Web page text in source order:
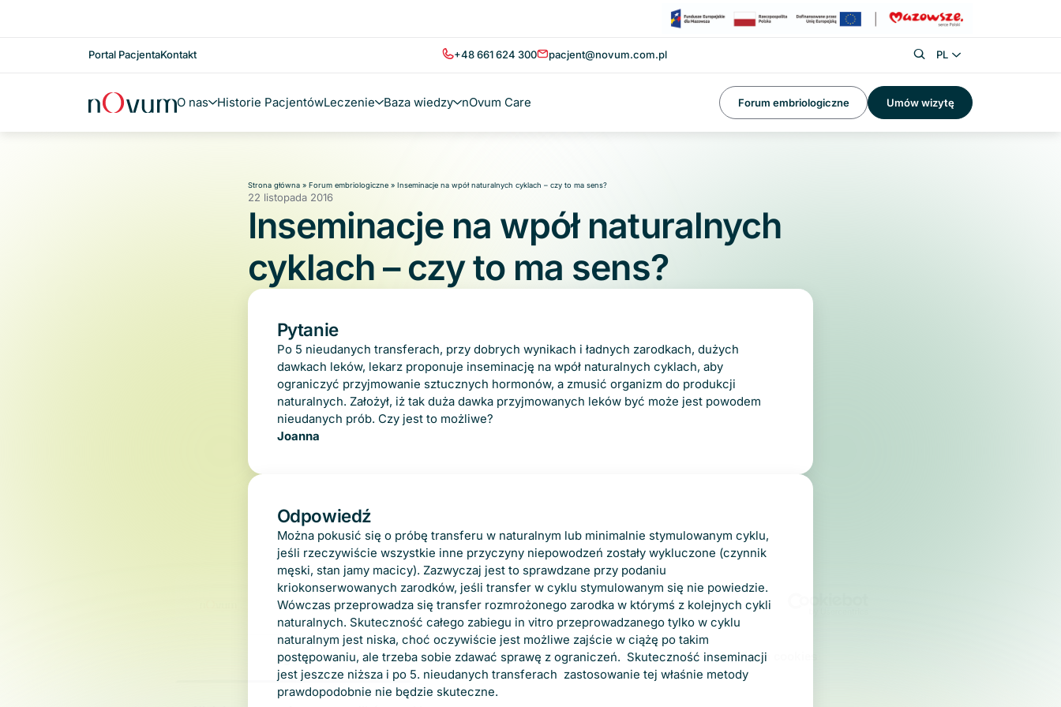
Zgoda Szczegóły O plikach cookies
Portal PacjentaKontakt +48 661 624 300 pacjent@novum.com.pl PL
O nas Historie PacjentówLeczenie Baza wiedzy nOvum Care Forum embriologiczne Umów wizytę
Strona główna» Forum embriologiczne» Inseminacje na wpół naturalnych cyklach – czy to ma sens?
22 listopada 2016
Inseminacje na wpół naturalnych
cyklach – czy to ma sens?
Pytanie
Po 5 nieudanych transferach, przy dobrych wynikach i ładnych zarodkach, dużych
dawkach leków, lekarz proponuje inseminację na wpół naturalnych cyklach, aby
ograniczyć przyjmowanie sztucznych hormonów, a zmusić organizm do produkcji
naturalnych. Założył, iż tak duża dawka przyjmowanych leków być może jest powodem
nieudanych prób. Czy jest to możliwe?
Joanna
Odpowiedź
Można pokusić się o próbę transferu w naturalnym lub minimalnie stymulowanym cyklu,
jeśli rzeczywiście wszystkie inne przyczyny niepowodzeń zostały wykluczone (czynnik
męski, stan jamy macicy). Zazwyczaj jest to sprawdzane przy podaniu
kriokonserwowanych zarodków, jeśli transfer w cyklu stymulowanym się nie powiedzie.
Wówczas przeprowadza się transfer rozmrożonego zarodka w którymś z kolejnych cykli
naturalnych. Skuteczność całego zabiegu in vitro przeprowadzanego tylko w cyklu
naturalnym jest niska, choć oczywiście jest możliwe zajście w ciążę po takim
postępowaniu, ale trzeba sobie zdawać sprawę z ograniczeń. Skuteczność inseminacji
jest jeszcze niższa i po 5. nieudanych transferach zastosowanie tej właśnie metody
prawdopodobnie nie będzie skuteczne.